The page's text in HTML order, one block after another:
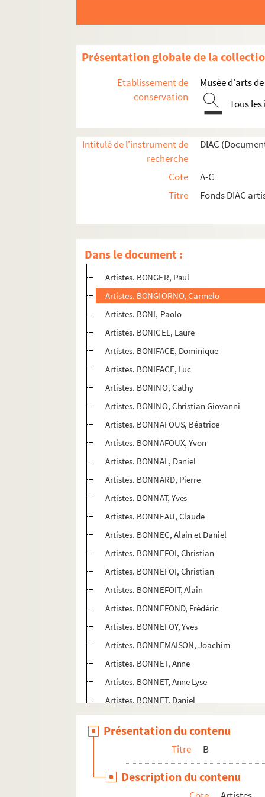
Présentation globale de la
Etablissement de
conservation
Musée d'arts
Tous
Intitulé de l'instrument de
recherche
DIAC
Cote
A-C
Titre
Fonds DIAC
Dans le document :
Artistes. BONCOMPAIN, Pierre
Artistes. BOND, Henry
Artistes. BONDE, Niels
Artistes. BONDI, Freda
Artistes. BONETTI et GAROUSTE, Mattia et
Artistes. BONFANTI, Arturo
Artistes. BONFERT, Gerd
Artistes. BONGER, Paul
Artistes. BONGIORNO, Carmelo
Artistes. BONI, Paolo
Artistes. BONICEL, Laure
Artistes. BONIFACE, Dominique
Artistes. BONIFACE, Luc
Artistes. BONINO, Cathy
Artistes. BONINO, Christian Giovanni
Artistes. BONNAFOUS, Béatrice
Artistes. BONNAFOUX, Yvon
Artistes. BONNAL, Daniel
Artistes. BONNARD, Pierre
Artistes. BONNAT, Yves
Artistes. BONNEAU, Claude
Artistes. BONNEC, Alain et Daniel
Artistes. BONNEFOI, Christian
Artistes. BONNEFOI, Christian
Artistes. BONNEFOIT, Alain
Artistes. BONNEFOND, Frédéric
Artistes. BONNEFOY, Yves
Artistes. BONNEMAISON, Joachim
Artistes. BONNET, Anne
Artistes. BONNET, Anne Lyse
Artistes. BONNET, Daniel
Artistes. BONNET, Eric
Artistes. BONNET, Jean
Artistes. BONNET, Jean-Marc
Artistes. BONNET, Philippe
Artistes. BONNEVAL, Karine
Présentation du contenu
Titre B
Description du contenu